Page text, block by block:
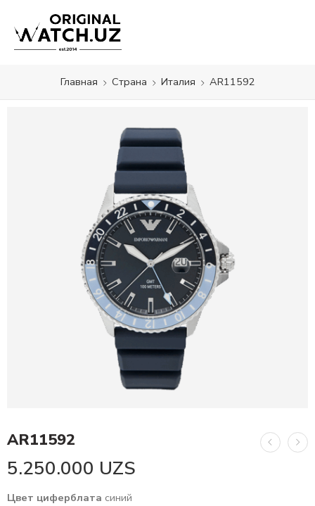
Главная Страна Италия AR11592
AR11592
5.250.000 UZS
Цвет циферблата синий